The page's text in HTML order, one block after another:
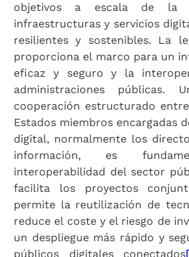
objetivos a escala de la
infraestructuras y servicios
resilientes y sostenibles. La
proporciona el marco para un
eficaz y seguro y la
administraciones públicas.
cooperación estructurado
Estados miembros encargadas
digital, normalmente los
información, es
interoperabilidad del sector
facilita los proyectos
permite la reutilización de
reduce el coste y el riesgo de
un despliegue más rápido y
públicos digitales conectados